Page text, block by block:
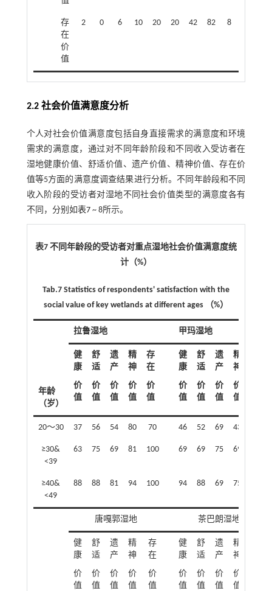
存
在
价
值
2 0 6 10 20 20 42 82 8
2.2 社会价值满意度分析
个人对社会价值满意度包括自身直接需求的满意度和环境
需求的满意度，通过对不同年龄阶段和不同收入受访者在
湿地健康价值、舒适价值、遗产价值、精神价值、存在价
值等5方面的满意度调查结果进行分析。不同年龄段和不同
收入阶段的受访者对湿地不同社会价值类型的满意度各有
不同，分别如表7~ 8所示。
表7 不同年龄段的受访者对重点湿地社会价值满意度统
计（%）
Tab.7 Statistics of respondents' satisfaction with the
social value of key wetlands at different ages （%）
年龄
（岁）
拉鲁湿地 甲玛湿地
健
康
价
值
舒
适
价
值
遗
产
价
值
精
神
价
值
存
在
价
值
健
康
价
值
舒
适
价
值
遗
产
价
值
精
神
价
值
20～30 37 56 54 80 70 46 52 69 43
≥30&
<39
63 75 69 81 100 69 69 75 69
≥40&
<49
88 88 81 94 100 94 88 69 75
唐嘎郭湿地 茶巴朗湿地
健
康
价
值
舒
适
价
值
遗
产
价
值
精
神
价
值
存
在
价
值
健
康
价
值
舒
适
价
值
遗
产
价
值
精
神
价
值